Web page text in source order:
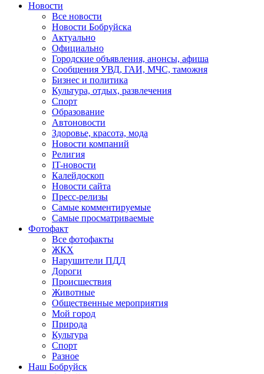
Новости
Все новости
Новости Бобруйска
Актуально
Официально
Городские объявления, анонсы, афиша
Сообщения УВД, ГАИ, МЧС, таможня
Бизнес и политика
Культура, отдых, развлечения
Спорт
Образование
Автоновости
Здоровье, красота, мода
Новости компаний
Религия
IT-новости
Калейдоскоп
Новости сайта
Пресс-релизы
Самые комментируемые
Самые просматриваемые
Фотофакт
Все фотофакты
ЖКХ
Нарушители ПДД
Дороги
Происшествия
Животные
Общественные мероприятия
Мой город
Природа
Культура
Спорт
Разное
Наш Бобруйск